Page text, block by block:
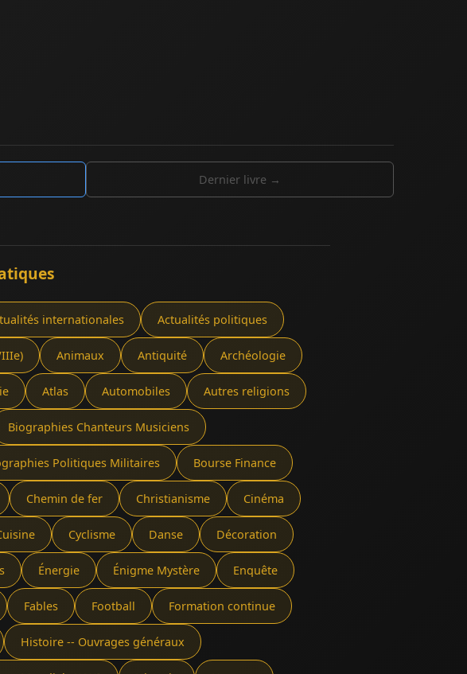
Dernier livre →
internationales Actualités politiques
Animaux Antiquité Archéologie
Atlas Automobiles Autres religions
Biographies Chanteurs Musiciens
Politiques Militaires Bourse Finance
Chemin de fer Christianisme Cinéma
Cyclisme Danse Décoration
Énergie Énigme Mystère Enquête
Fables Football Formation continue
Histoire -- Ouvrages généraux